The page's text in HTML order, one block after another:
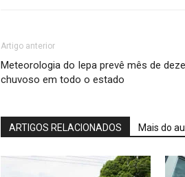
Artigo anterior
Meteorologia do Iepa prevê mês de
chuvoso em todo o estado
ARTIGOS RELACIONADOS Mais do